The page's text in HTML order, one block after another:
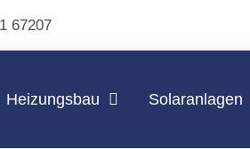
67207
Heizungsbau Solaranlagen